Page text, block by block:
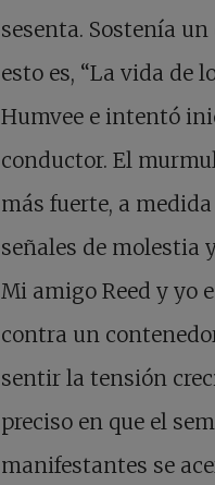
sesenta. Sostenía
esto es, “La vida de
Humvee e intentó
conductor. El
más fuerte, a
señales de molestia
Mi amigo Reed y yo
contra un
sentir la tensión
preciso en que el
manifestantes se